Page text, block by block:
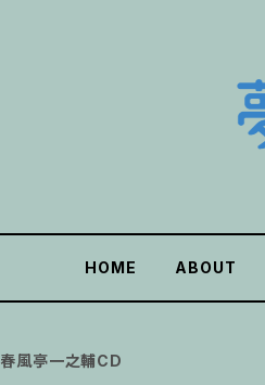
HOME ABOUT
春風亭一之輔CD